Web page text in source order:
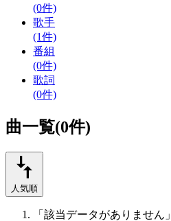
(0件)
歌手
(1件)
番組
(0件)
歌詞
(0件)
曲一覧(0件)
人気順
「該当データがありません」